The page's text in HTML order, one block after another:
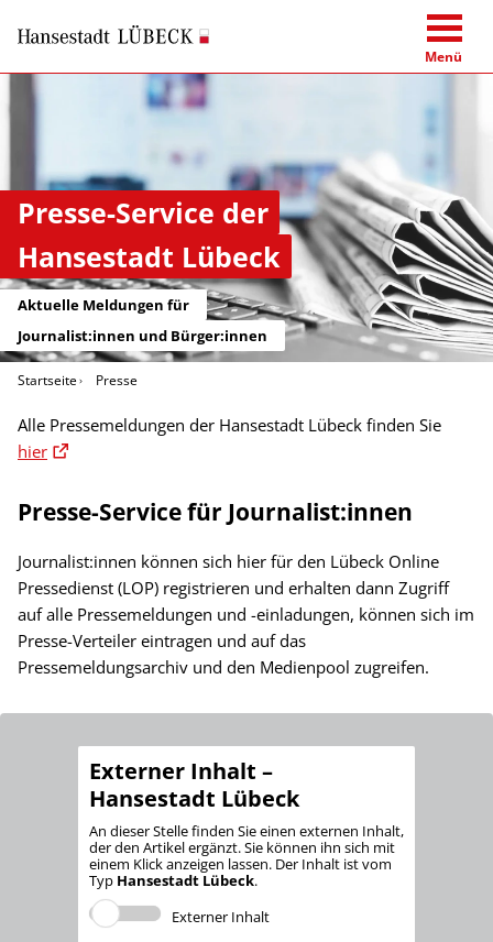
Menü
Presse-Service der
Hansestadt Lübeck
Aktuelle Meldungen für
Journalist:innen und Bürger:innen
Startseite Presse
Alle Pressemeldungen der Hansestadt Lübeck finden Sie
hier
Presse-Service für Journalist:innen
Journalist:innen können sich hier für den Lübeck Online
Pressedienst (LOP) registrieren und erhalten dann Zugriff
auf alle Pressemeldungen und -einladungen, können sich im
Presse-Verteiler eintragen und auf das
Pressemeldungsarchiv und den Medienpool zugreifen.
Externer Inhalt –
Hansestadt Lübeck
An dieser Stelle finden Sie einen externen Inhalt,
der den Artikel ergänzt. Sie können ihn sich mit
einem Klick anzeigen lassen. Der Inhalt ist vom
Typ Hansestadt Lübeck.
Externer Inhalt